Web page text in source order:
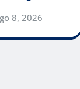
8, 2026